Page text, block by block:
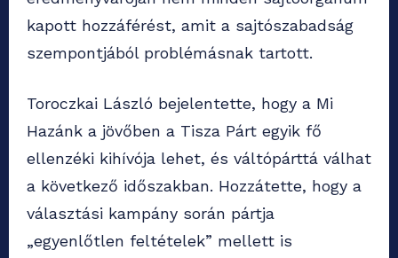
kapott hozzáférést, amit a sajtószabadság
szempontjából problémásnak tartott.
Toroczkai László bejelentette, hogy a Mi
Hazánk a jövőben a Tisza Párt egyik fő
ellenzéki kihívója lehet, és váltópárttá válhat
a következő időszakban. Hozzátette, hogy a
választási kampány során pártja
„egyenlőtlen feltételek” mellett is